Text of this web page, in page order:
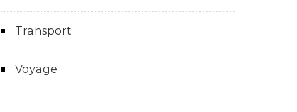
Transport
Voyage